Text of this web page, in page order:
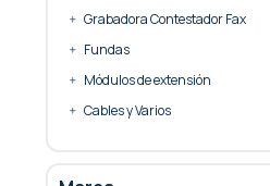
Grabadora Contestador Fax
Fundas
Módulos de extensión
Cables y Varios